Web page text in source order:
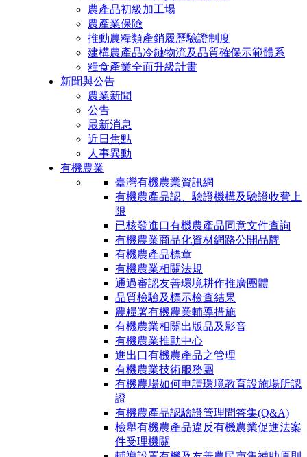
農產品初級加工場
農產業保險
推動農糧類產銷履歷驗證制度
建構農產品冷鏈物流及品質確保示範體系
糧食產業全面升級計畫
新聞與公告
農業新聞
公告
最新消息
近日焦點
人事異動
有機農業
臺灣有機農業資訊網
有機農產品認、驗證機構及驗證收費上
限
已核發進口有機農產品同意文件查詢
有機農業商品化資材網路公開品牌
有機農產品標章
有機農業相關法規
通過審認友善環境耕作推廣團體
品質檢驗及標示檢查結果
農糧署有機農業輔導措施
有機農業相關出版品及影音
有機農業推動中心
進出口有機農產品之管理
有機農業技術服務團
有機農場如何申請環境教育設施場所認
證
有機農產品認驗證管理問答集(Q&A)
檢舉有機農產品違反有機農業促進法案
件受理機關